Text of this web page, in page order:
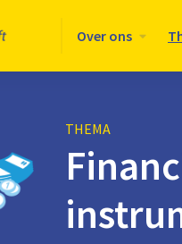
Over ons
THEMA